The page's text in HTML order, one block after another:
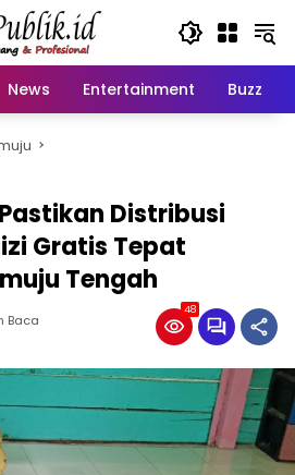
News Entertainment Buzz
Distribusi
Gratis Tepat
Tengah
Baca
48